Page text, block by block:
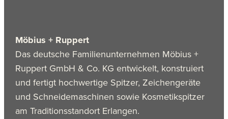
Möbius + Ruppert
Das deutsche Familienunternehmen Möbius +
Ruppert GmbH & Co. KG entwickelt, konstruiert
und fertigt hochwertige Spitzer, Zeichengeräte
und Schneidemaschinen sowie Kosmetikspitzer
am Traditionsstandort Erlangen.